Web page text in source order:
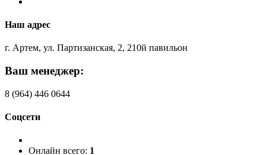
Наш адрес
г. Артем, ул. Партизанская, 2, 210й павильон
Ваш менеджер:
8 (964) 446 0644
Соцсети
Онлайн всего: 1